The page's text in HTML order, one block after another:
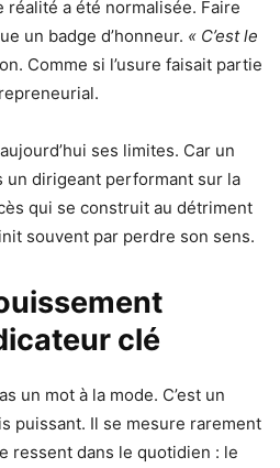
réalité a été normalisée. Faire
un badge d’honneur. « C’est le
Comme si l’usure faisait partie
ses limites. Car un
un dirigeant performant sur la
qui se construit au détriment
souvent par perdre son sens.
clé
un mot à la mode. C’est un
puissant. Il se mesure rarement
ressent dans le quotidien : le